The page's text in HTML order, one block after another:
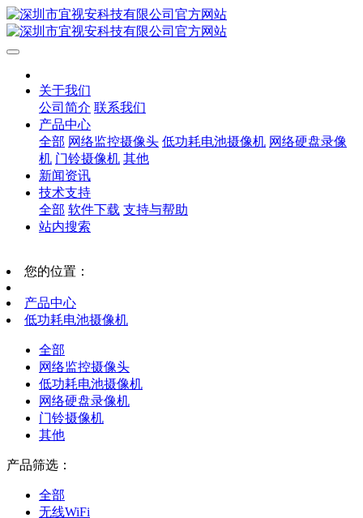
关于我们
公司简介 联系我们
产品中心
全部 网络监控摄像头 低功耗电池摄像机 网络硬盘录像
机 门铃摄像机 其他
新闻资讯
技术支持
全部 软件下载 支持与帮助
站内搜索
您的位置：
产品中心
低功耗电池摄像机
全部
网络监控摄像头
低功耗电池摄像机
网络硬盘录像机
门铃摄像机
其他
产品筛选：
全部
无线WiFi